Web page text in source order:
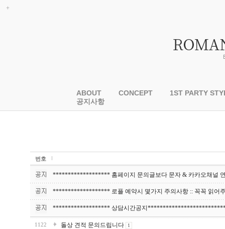
ABOUT CONCEPT
1ST PARTY
공지사항
번호
******************* 홈페이지 문의글보다 문자 & 카카오채널
******************* 로플 예약시 몇가지 주의사항 :: 꼭꼭 읽
******************* 상담시간공지
1122 돌상 견적 문의드립니다 1